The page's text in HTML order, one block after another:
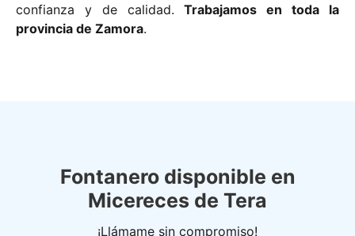
confianza y de calidad.Trabajamos en toda la
provincia de Zamora.
Fontanero disponible en
Micereces de Tera
¡Llámame sin compromiso!